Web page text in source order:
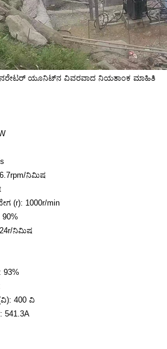
ಜನರೇಟರ್ ಯೂನಿಟ್‌ನ ವಿವರವಾದ ನಿಯತಾಂಕ ಮಾಹಿತಿ
ನಿಮಿಷ
(r): 1000r/min
ನಿಮಿಷ
93%
400 ವಿ